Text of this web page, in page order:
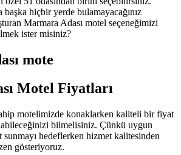
hiçbir yerde bulamayacağınız
Marmara Adası motel seçeneğimizi
ister misiniz?
Motel Fiyatları
motelimizde konaklarken kaliteli bir fiyat
bilmelisiniz. Çünkü uygun
hedeflerken hizmet kalitesinden
gösteriyoruz.